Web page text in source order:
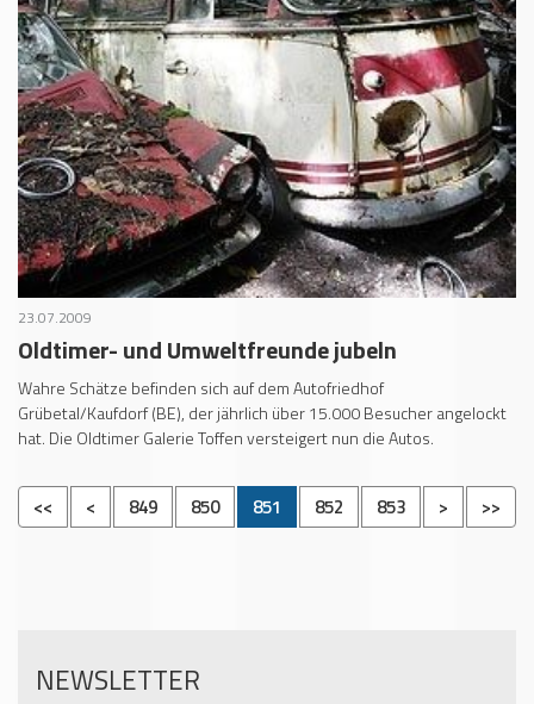
23.07.2009
Oldtimer- und Umweltfreunde jubeln
Wahre Schätze befinden sich auf dem Autofriedhof
Grübetal/Kaufdorf (BE), der jährlich über 15.000 Besucher angelockt
hat. Die Oldtimer Galerie Toffen versteigert nun die Autos.
<< < 849 850 851 852 853 > >>
NEWSLETTER